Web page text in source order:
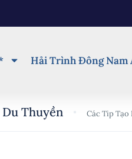
Hải Trình Đông Nam
Thuyền Các Tip Tạo